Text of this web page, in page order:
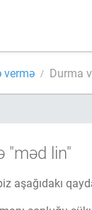
vermə Durma
"məd lin"
aşağıdakı